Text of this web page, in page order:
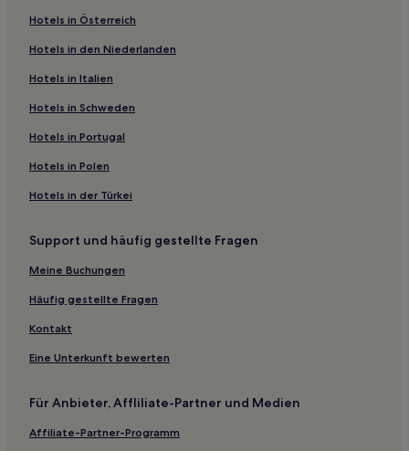
Miraval-Cabardes Hotels
Hotels nahe Bahnhof Carcassonne
Castelnaudary Lauragais Audois: Hotels
Saint-Denis Hotels
Malléon Hotels
Massac-Séran Hotels
Bouriège Hotels
Ventenac Hotels
Villardonnel Hotels
Lèze Ariège: Hotels
Lautrec Hotels
La Louvière-Lauragais Hotels
Lescousse Hotels
La Cassaigne Hotels
Hotels in Österreich
Hotels in den Niederlanden
Hotels in Italien
Hotels in Schweden
Hotels in Portugal
Hotels in Polen
Hotels in der Türkei
Support und häufig gestellte Fragen
Meine Buchungen
Häufig gestellte Fragen
Kontakt
Eine Unterkunft bewerten
Für Anbieter, Affliliate-Partner und Medien
Affiliate-Partner-Programm